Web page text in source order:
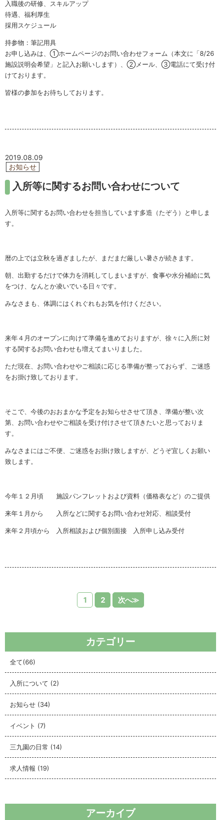
入職後の研修、スキルアップ
待遇、福利厚生
採用スケジュール
持参物：筆記用具
お申し込みは、①ホームページのお問い合わせフォーム（本文に「8/26
施設説明会希望」と記入お願いします）、②メール、③電話にて受け付
けております。
皆様の参加をお待ちしております。
入所等に関するお問い合わせについて
2019.08.09
お知らせ
入所等に関するお問い合わせを担当しています多造（たぞう）と申しま
す。
暦の上では立秋を過ぎましたが、まだまだ厳しい暑さが続きます。
朝、出勤するだけで体力を消耗してしまいますが、食事や水分補給に気
をつけ、なんとか凌いでいる日々です。
みなさまも、体調にはくれぐれもお気を付けください。
来年４月のオープンに向けて準備を進めておりますが、徐々に入所に対
する関するお問い合わせも増えてまいりました。
ただ現在、お問い合わせやご相談に応じる準備が整っておらず、ご迷惑
をお掛け致しております。
そこで、今後のおおまかな予定をお知らせさせて頂き、準備が整い次
第、お問い合わせやご相談を受け付けさせて頂きたいと思っておりま
す。
みなさまにはご不便、ご迷惑をお掛け致しますが、どうぞ宜しくお願い
致します。
今年１２月頃 施設パンフレットおよび資料（価格表など）のご提供
来年１月から 入所などに関するお問い合わせ対応、相談受付
来年２月頃から 入所相談および個別面接 入所申し込み受付
1 2 次へ≫
カテゴリー
全て(66)
入所について (2)
お知らせ (34)
イベント (7)
三九園の日常 (14)
求人情報 (19)
アーカイブ